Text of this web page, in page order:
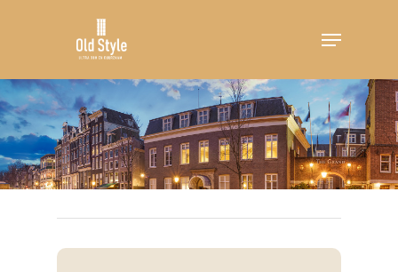
Hit enter to search or ESC to close